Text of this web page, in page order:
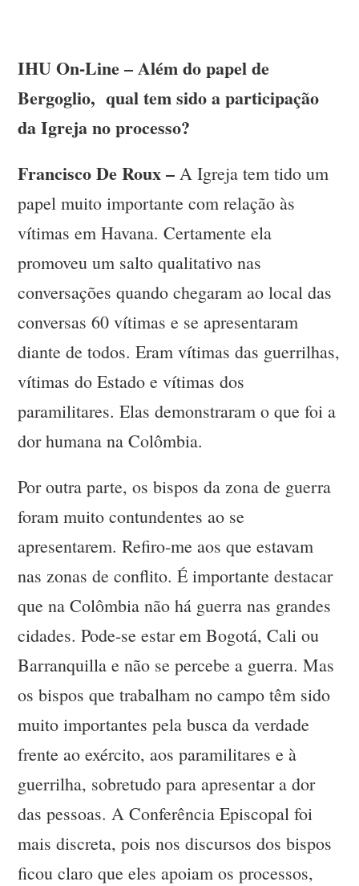
IHU On-Line – Além do papel de
Bergoglio, qual tem sido a participação
da Igreja no processo?
Francisco De Roux – A Igreja tem tido um
papel muito importante com relação às
vítimas em Havana. Certamente ela
promoveu um salto qualitativo nas
conversações quando chegaram ao local das
conversas 60 vítimas e se apresentaram
diante de todos. Eram vítimas das guerrilhas,
vítimas do Estado e vítimas dos
paramilitares. Elas demonstraram o que foi a
dor humana na Colômbia.
Por outra parte, os bispos da zona de guerra
foram muito contundentes ao se
apresentarem. Refiro-me aos que estavam
nas zonas de conflito. É importante destacar
que na Colômbia não há guerra nas grandes
cidades. Pode-se estar em Bogotá, Cali ou
Barranquilla e não se percebe a guerra. Mas
os bispos que trabalham no campo têm sido
muito importantes pela busca da verdade
frente ao exército, aos paramilitares e à
guerrilha, sobretudo para apresentar a dor
das pessoas. A Conferência Episcopal foi
mais discreta, pois nos discursos dos bispos
ficou claro que eles apoiam os processos,